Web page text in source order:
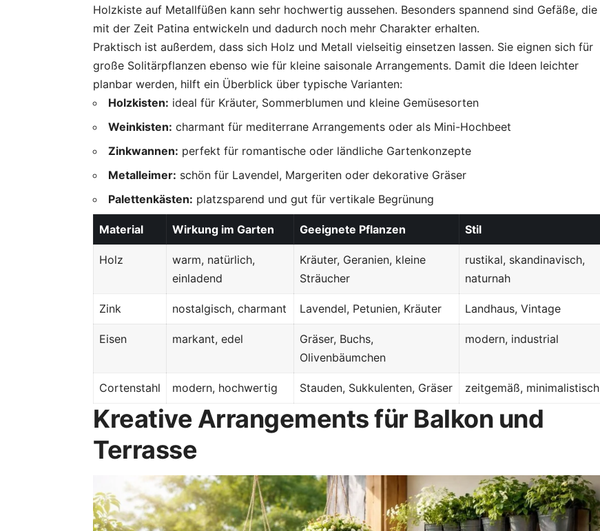
Holzkiste auf Metallfüßen kann sehr hochwertig aussehen. Besonders spannend sind Gefäße, die
mit der Zeit Patina entwickeln und dadurch noch mehr Charakter erhalten.
Praktisch ist außerdem, dass sich Holz und Metall vielseitig einsetzen lassen. Sie eignen sich für
große Solitärpflanzen ebenso wie für kleine saisonale Arrangements. Damit die Ideen leichter
planbar werden, hilft ein Überblick über typische Varianten:
Holzkisten: ideal für Kräuter, Sommerblumen und kleine Gemüsesorten
Weinkisten: charmant für mediterrane Arrangements oder als Mini-Hochbeet
Zinkwannen: perfekt für romantische oder ländliche Gartenkonzepte
Metalleimer: schön für Lavendel, Margeriten oder dekorative Gräser
Palettenkästen: platzsparend und gut für vertikale Begrünung
Material Wirkung im Garten Geeignete Pflanzen Stil
Holz
warm, natürlich,
einladend
Kräuter, Geranien, kleine
Sträucher
rustikal, skandinavisch,
naturnah
Zink nostalgisch, charmant Lavendel, Petunien, Kräuter Landhaus, Vintage
Eisen markant, edel
Gräser, Buchs,
Olivenbäumchen
modern, industrial
Cortenstahl modern, hochwertig Stauden, Sukkulenten, Gräser zeitgemäß, minimalistisch
Kreative Arrangements für Balkon und
Terrasse